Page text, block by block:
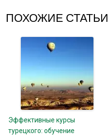
ПОХОЖИЕ СТАТЬИ
Эффективные курсы
турецкого: обучение